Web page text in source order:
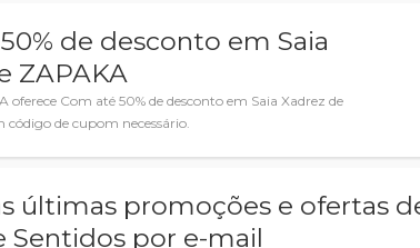
de desconto em Saia
ZAPAKA
oferece Com até 50% de desconto em Saia Xadrez de
código de cupom necessário.
últimas promoções e ofertas
Sentidos por e-mail